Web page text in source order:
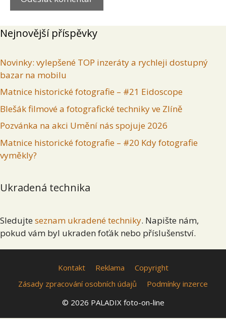
Nejnovější příspěvky
Novinky: vylepšené TOP inzeráty a rychleji dostupný
bazar na mobilu
Matnice historické fotografie – #21 Eidoscope
Blešák filmové a fotografické techniky ve Zlíně
Pozvánka na akci Umění nás spojuje 2026
Matnice historické fotografie – #20 Kdy fotografie
vyměkly?
Ukradená technika
Sledujte seznam ukradené techniky. Napište nám,
pokud vám byl ukraden foťák nebo příslušenství.
Kontakt Reklama
Copyright
Zásady zpracování osobních údajů
Podmínky inzerce
© 2026 PALADIX foto-on-line